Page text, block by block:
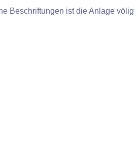
Beschriftungen ist die Anlage völig